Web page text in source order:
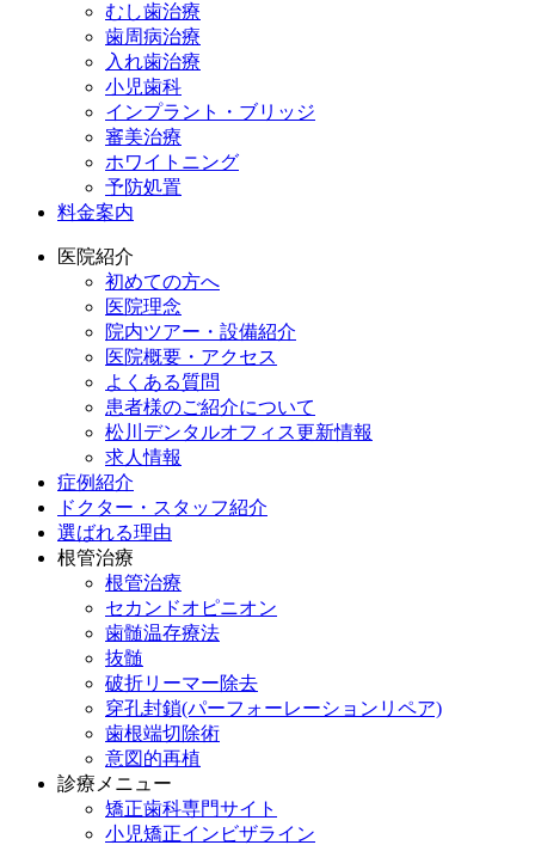
むし歯治療
歯周病治療
入れ歯治療
小児歯科
インプラント・ブリッジ
審美治療
ホワイトニング
予防処置
料金案内
医院紹介
初めての方へ
医院理念
院内ツアー・設備紹介
医院概要・アクセス
よくある質問
患者様のご紹介について
松川デンタルオフィス更新情報
求人情報
症例紹介
ドクター・スタッフ紹介
選ばれる理由
根管治療
根管治療
セカンドオピニオン
歯髄温存療法
抜髄
破折リーマー除去
穿孔封鎖(パーフォーレーションリペア)
歯根端切除術
意図的再植
診療メニュー
矯正歯科専門サイト
小児矯正インビザライン